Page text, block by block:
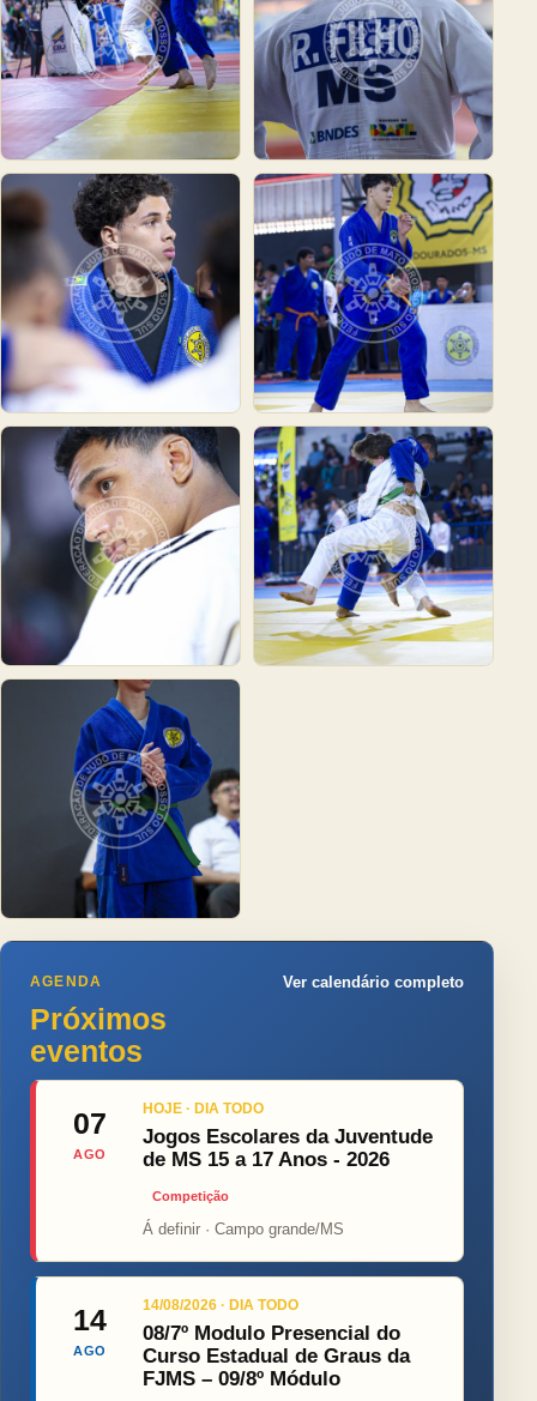
AGENDA
Próximos
eventos
Ver calendário completo
07
AGO
HOJE · DIA TODO
Jogos Escolares da Juventude
de MS 15 a 17 Anos - 2026
Competição
Á definir · Campo grande/MS
14
AGO
14/08/2026 · DIA TODO
08/7º Modulo Presencial do
Curso Estadual de Graus da
FJMS – 09/8º Módulo